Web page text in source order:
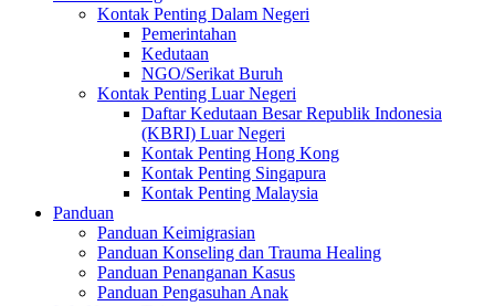
Kontak Penting Dalam Negeri
Pemerintahan
Kedutaan
NGO/Serikat Buruh
Kontak Penting Luar Negeri
Daftar Kedutaan Besar Republik Indonesia
(KBRI) Luar Negeri
Kontak Penting Hong Kong
Kontak Penting Singapura
Kontak Penting Malaysia
Panduan
Panduan Keimigrasian
Panduan Konseling dan Trauma Healing
Panduan Penanganan Kasus
Panduan Pengasuhan Anak